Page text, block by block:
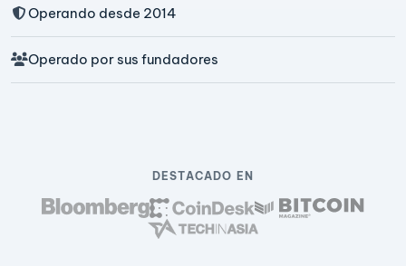
Operando desde 2014
Operado por sus fundadores
DESTACADO EN